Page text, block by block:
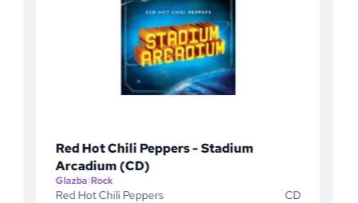
Red Hot Chili Peppers - Stadium
Arcadium (CD)
Glazba|Rock
Red Hot Chili Peppers
CD